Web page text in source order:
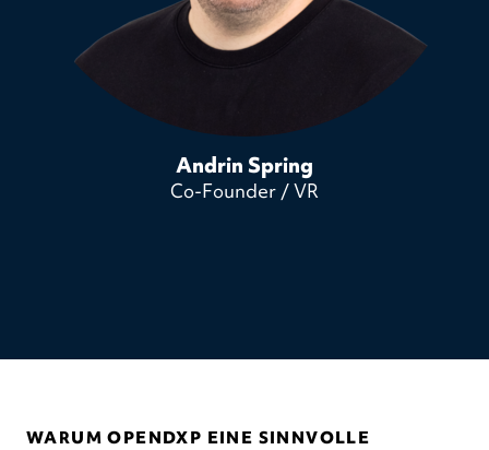
Andrin Spring
Co-Founder / VR
WARUM OPENDXP EINE SINNVOLLE